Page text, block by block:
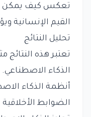
تعكس كيف يمكن
القيم الإنسانية
تحليل النتائج
تعتبر هذه
الذكاء
أنظمة الذكاء
الضوابط